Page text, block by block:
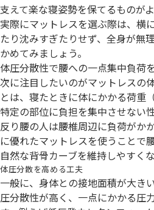
支えて楽な寝姿勢を保てるものが
実際にマットレスを選ぶ際は、横
たり沈みすぎたりせず、全身が無
かめてみましょう。
体圧分散性で腰への一点集中負荷
次に注目したいのがマットレスの
とは、寝たときに体にかかる荷重
特定の部位に負担を集中させない
反り腰の人は腰椎周辺に負荷がか
に優れたマットレスを使うことで
自然な背骨カーブを維持しやすくな
体圧分散を高める工夫
一般に、身体との接地面積が大き
圧分散性が高く、一点にかかる圧